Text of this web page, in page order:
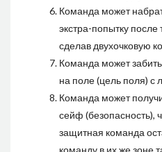
Команда может
экстра-попытку после
сделав двухочковую
Команда может
на поле (цель поля) с
Команда может
сейф (безопасность),
защитная команда
команду в их же зоне